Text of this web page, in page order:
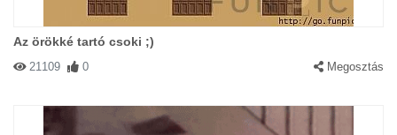
Az örökké tartó csoki ;)
21109 0 Megosztás